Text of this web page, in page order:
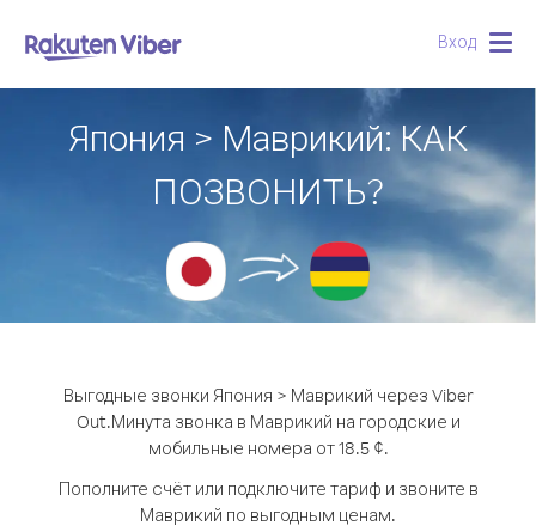
Вход
Япония > Маврикий: КАК
ПОЗВОНИТЬ?
Выгодные звонки Япония > Маврикий через Viber
Out.Минута звонка в Маврикий на городские и
мобильные номера от 18.5 ¢.
Пополните счёт или подключите тариф и звоните в
Маврикий по выгодным ценам.